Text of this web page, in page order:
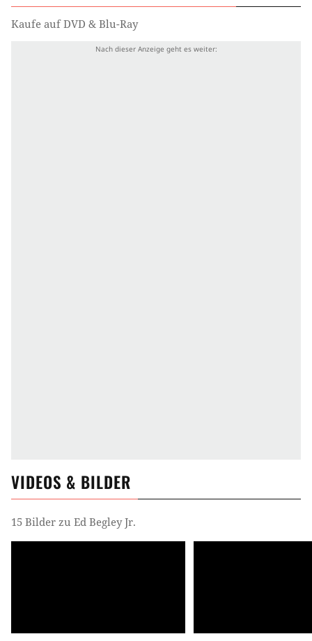
Kaufe auf DVD & Blu-Ray
VIDEOS & BILDER
15 Bilder zu Ed Begley Jr.